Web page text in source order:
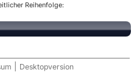
Reihenfolge:
Desktopversion